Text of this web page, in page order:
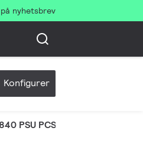
nyhetsbrev
Konfigurer
PSU PCS L1500 BK